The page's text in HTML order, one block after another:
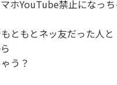
ホYouTube禁止になっち
ともとネッ友だった人と
う？